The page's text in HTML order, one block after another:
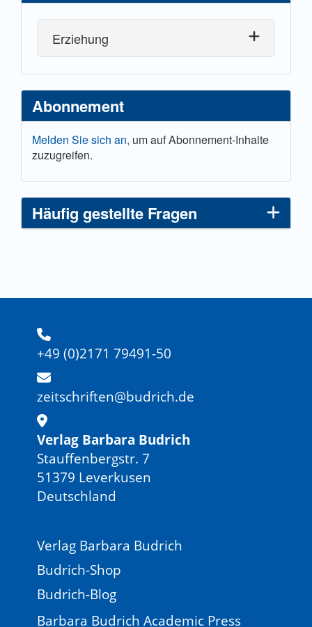
Erziehung
Abonnement
Melden Sie sich an, um auf Abonnement-Inhalte
zuzugreifen.
Häufig gestellte Fragen
+49 (0)2171 79491-50
zeitschriften@budrich.de
Verlag Barbara Budrich
Stauffenbergstr. 7
51379 Leverkusen
Deutschland
Verlag Barbara Budrich
Budrich-Shop
Budrich-Blog
Barbara Budrich Academic Press